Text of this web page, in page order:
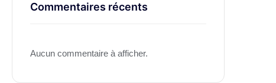
Commentaires récents
Aucun commentaire à afficher.